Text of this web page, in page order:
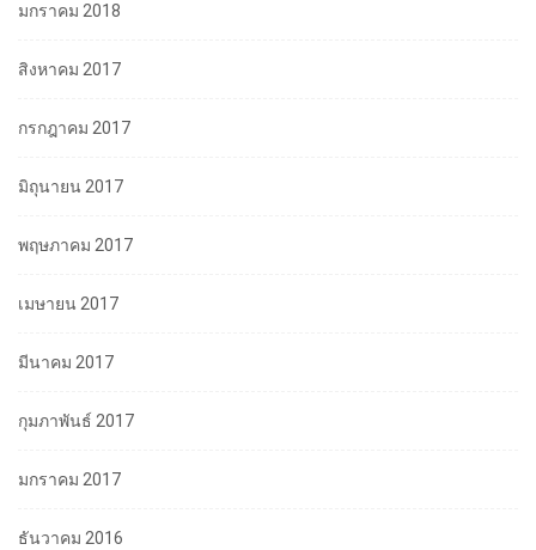
มกราคม 2018
สิงหาคม 2017
กรกฎาคม 2017
มิถุนายน 2017
พฤษภาคม 2017
เมษายน 2017
มีนาคม 2017
กุมภาพันธ์ 2017
มกราคม 2017
ธันวาคม 2016